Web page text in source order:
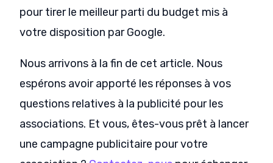
pour tirer le meilleur parti du budget mis à
votre disposition par Google.
Nous arrivons à la fin de cet article. Nous
espérons avoir apporté les réponses à vos
questions relatives à la publicité pour les
associations. Et vous, êtes-vous prêt à lancer
une campagne publicitaire pour votre